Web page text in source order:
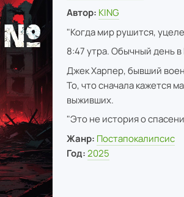
Автор: KING
"Когда мир рушится,
8:47 утра. Обычный день
Джек Харпер, бывший
То, что сначала кажется
выживших.
"Это не история о
Жанр: Постапокалипсис
Год: 2025